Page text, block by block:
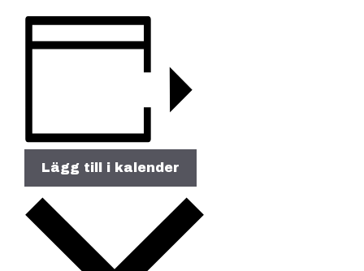
Lägg till i kalender